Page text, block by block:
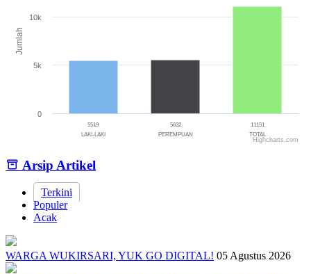
The chart has 1 Y axis displaying Jumlah. Range: 0 to 15000.
Jumlah
5519
LAKI-LAKI
5632
PEREMPUAN
11151
TOTAL
0
5k
10k
Highcharts.com
Arsip Artikel
Terkini
Populer
Acak
WARGA WUKIRSARI, YUK GO DIGITAL! 05 Agustus 2026